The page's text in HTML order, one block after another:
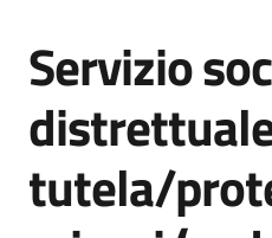
Servizi
Vivere
Bentivoglio
Menu selezionato
Salta al contenuto
Servizio
tutela/